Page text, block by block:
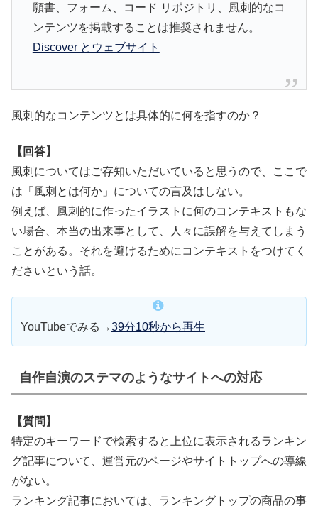
願書、フォーム、コード リポジトリ、風刺的なコ
ンテンツを掲載することは推奨されません。
Discover とウェブサイト
風刺的なコンテンツとは具体的に何を指すのか？
【回答】
風刺についてはご存知いただいていると思うので、ここで
は「風刺とは何か」についての言及はしない。
例えば、風刺的に作ったイラストに何のコンテキストもな
い場合、本当の出来事として、人々に誤解を与えてしまう
ことがある。それを避けるためにコンテキストをつけてく
ださいという話。
YouTubeでみる→39分10秒から再生
自作自演のステマのようなサイトへの対応
【質問】
特定のキーワードで検索すると上位に表示されるランキン
グ記事について、運営元のページやサイトトップへの導線
がない。
ランキング記事においては、ランキングトップの商品の事